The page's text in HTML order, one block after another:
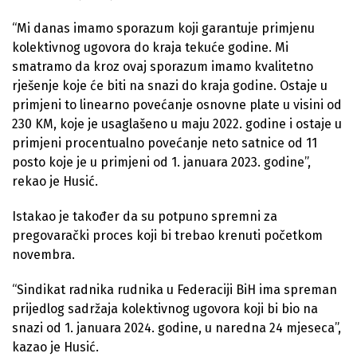
“Mi danas imamo sporazum koji garantuje primjenu
kolektivnog ugovora do kraja tekuće godine. Mi
smatramo da kroz ovaj sporazum imamo kvalitetno
rješenje koje će biti na snazi do kraja godine. Ostaje u
primjeni to linearno povećanje osnovne plate u visini od
230 KM, koje je usaglašeno u maju 2022. godine i ostaje u
primjeni procentualno povećanje neto satnice od 11
posto koje je u primjeni od 1. januara 2023. godine”,
rekao je Husić.
Istakao je također da su potpuno spremni za
pregovarački proces koji bi trebao krenuti početkom
novembra.
“Sindikat radnika rudnika u Federaciji BiH ima spreman
prijedlog sadržaja kolektivnog ugovora koji bi bio na
snazi od 1. januara 2024. godine, u naredna 24 mjeseca”,
kazao je Husić.